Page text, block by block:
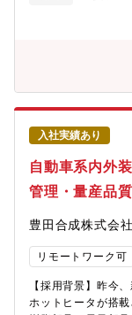
の “あなた” の生
品質へのこだわり
質問題をクリアし
材採用数が最も多
部材品質からオム
組みを一緒に実現
ション】■中国半導
度)業務をメインで
で踏み込んだ監査
ル購買・品質・
部 L市販品監査
ど)：6名 ★配属
購買・品質・物流
質、物流の各機能
部門のサプライヤ
行う。■サプライ
【配属先の課・チ
入社実績あり
自動車系内外
管理・量産品
豊田合成株式会社
リモートワーク可
【採用背景】昨今
ホットヒータが搭